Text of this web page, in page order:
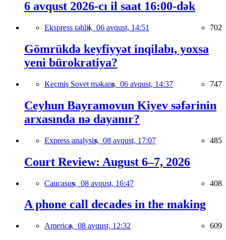
6 avqust 2026-cı il saat 16:00-dək
Ekspress təhlil, 06 avqust, 14:51 702
Gömrükdə keyfiyyət inqilabı, yoxsa
yeni bürokratiya?
Keçmiş Sovet məkanı, 06 avqust, 14:37 747
Ceyhun Bayramovun Kiyev səfərinin
arxasında nə dayanır?
Express analysis, 08 avqust, 17:07 485
Court Review: August 6–7, 2026
Caucasus, 08 avqust, 16:47 408
A phone call decades in the making
America, 08 avqust, 12:32 609